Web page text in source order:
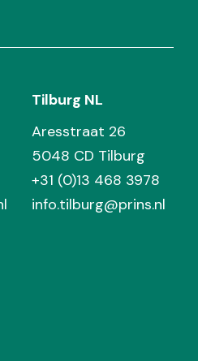
Tilburg NL
Aresstraat 26
5048 CD Tilburg
+31 (0)13 468 3978
info.tilburg@prins.nl